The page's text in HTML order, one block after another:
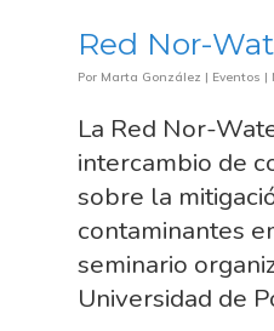
Red Nor-
Por Marta González | Eventos |
La Red Nor-
intercambio de
sobre la
contaminantes
seminario
Universidad de